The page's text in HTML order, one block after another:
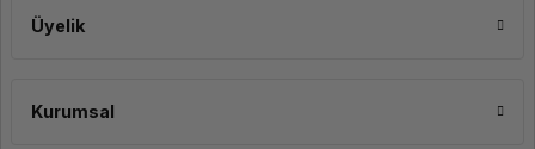
Üyelik
Kurumsal